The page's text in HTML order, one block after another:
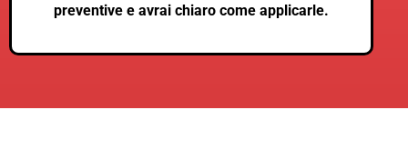
preventive e avrai chiaro come applicarle.